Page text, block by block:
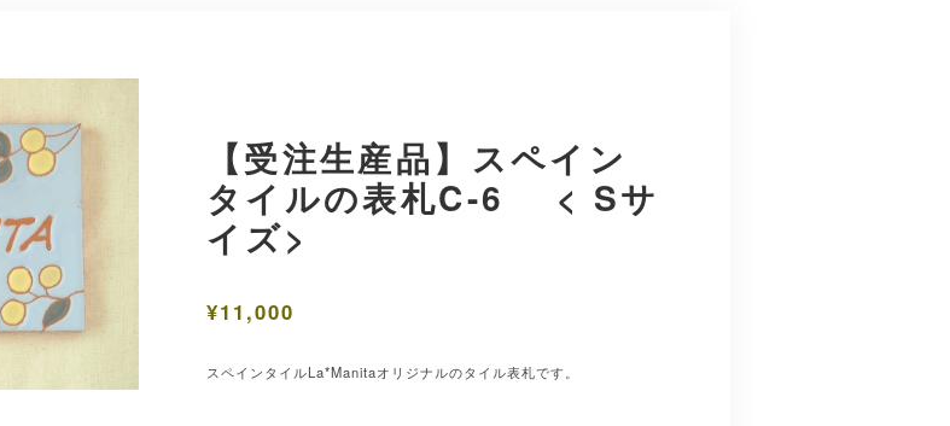
【受注生産品】スペイン
タイルの表札C-6 < Sサ
イズ>
¥11,000
スペインタイルLa*Manitaオリジナルのタイル表札です。